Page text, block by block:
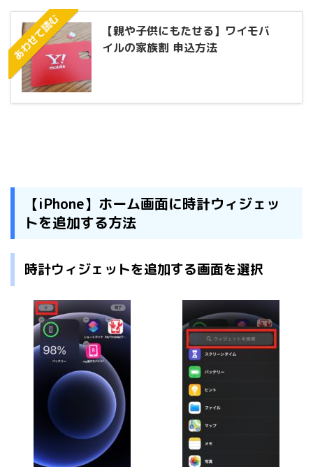
あわせて読む
【親や子供にもたせる】ワイモバ
イルの家族割 申込方法
【iPhone】ホーム画面に時計ウィジェッ
トを追加する方法
時計ウィジェットを追加する画面を選択